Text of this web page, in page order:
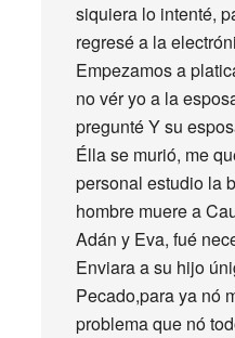
siquiera lo intenté,
regresé a la
Empezamos a
no vér yo a la
pregunté Y su
Élla se murió, me
personal estudio la
hombre muere a
Adán y Eva, fué
Enviara a su hijo
Pecado,para ya nó
problema que nó